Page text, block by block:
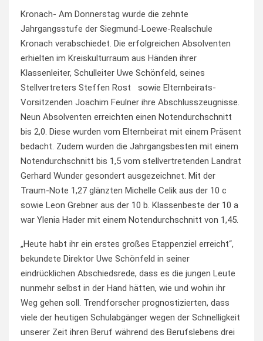
Kronach- Am Donnerstag wurde die zehnte
Jahrgangsstufe der Siegmund-Loewe-Realschule
Kronach verabschiedet. Die erfolgreichen Absolventen
erhielten im Kreiskulturraum aus Händen ihrer
Klassenleiter, Schulleiter Uwe Schönfeld, seines
Stellvertreters Steffen Rost sowie Elternbeirats-
Vorsitzenden Joachim Feulner ihre Abschlusszeugnisse.
Neun Absolventen erreichten einen Notendurchschnitt
bis 2,0. Diese wurden vom Elternbeirat mit einem Präsent
bedacht. Zudem wurden die Jahrgangsbesten mit einem
Notendurchschnitt bis 1,5 vom stellvertretenden Landrat
Gerhard Wunder gesondert ausgezeichnet. Mit der
Traum-Note 1,27 glänzten Michelle Celik aus der 10 c
sowie Leon Grebner aus der 10 b. Klassenbeste der 10 a
war Ylenia Hader mit einem Notendurchschnitt von 1,45.
„Heute habt ihr ein erstes großes Etappenziel erreicht“,
bekundete Direktor Uwe Schönfeld in seiner
eindrücklichen Abschiedsrede, dass es die jungen Leute
nunmehr selbst in der Hand hätten, wie und wohin ihr
Weg gehen soll. Trendforscher prognostizierten, dass
viele der heutigen Schulabgänger wegen der Schnelligkeit
unserer Zeit ihren Beruf während des Berufslebens drei